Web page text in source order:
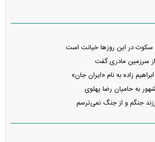
در این روز‌ها خیانت است
از سرزمین مادری گفت
زاده به نام «ایران جان»
به حامیان رضا پهلوی
جنگم و از جنگ نمی‌ترسم